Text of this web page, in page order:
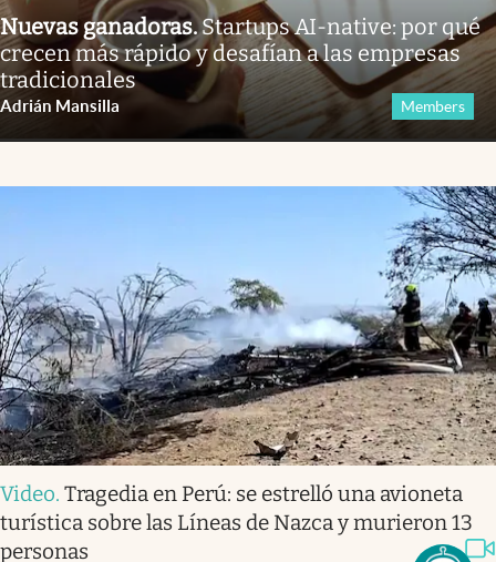
Nuevas ganadoras.Startups AI-native: por qué
crecen más rápido y desafían a las empresas
tradicionales
Adrián Mansilla Members
Video. Tragedia en Perú: se estrelló una avioneta
turística sobre las Líneas de Nazca y murieron 13
personas